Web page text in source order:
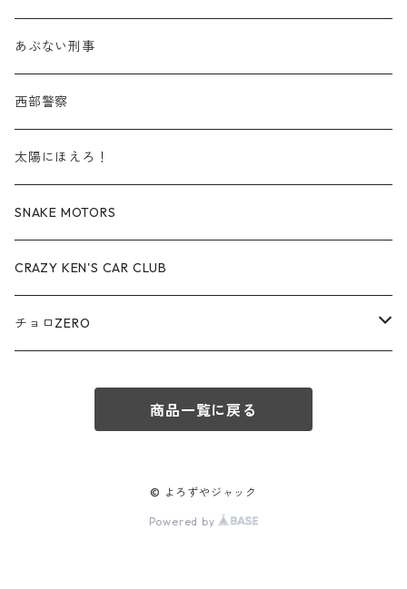
シボレー / Chevrolet
ビー・エム・ダブリュー / BMW
レクサス / LEXUS
アウディ / Audi
ロータス / LOTUS
三菱ふそう/ MITSUBISHI FUSO
赤箱 - 絶版（廃盤）トミカ No.60-69
赤箱 - 絶版（廃盤）トミカ No.70-79
赤箱 - 絶版（廃盤）トミカ No.110-119
TLV - No. LV-60-69
TLV - No. LV-70-79
TLV - No. LV-110-119
TLVN - No. LV-10-19
TLVN - No. LV-60-69
TLVN - No. LV-70-79
乗用車
商用車・公用車
あぶない刑事
西部警察
太陽にほえろ！
SNAKE MOTORS
CRAZY KEN'S CAR CLUB
チョロZERO
チョロQZERO - No. Z-00-09
あぶない刑事
商品一覧に戻る
© よろずやジャック
Powered by